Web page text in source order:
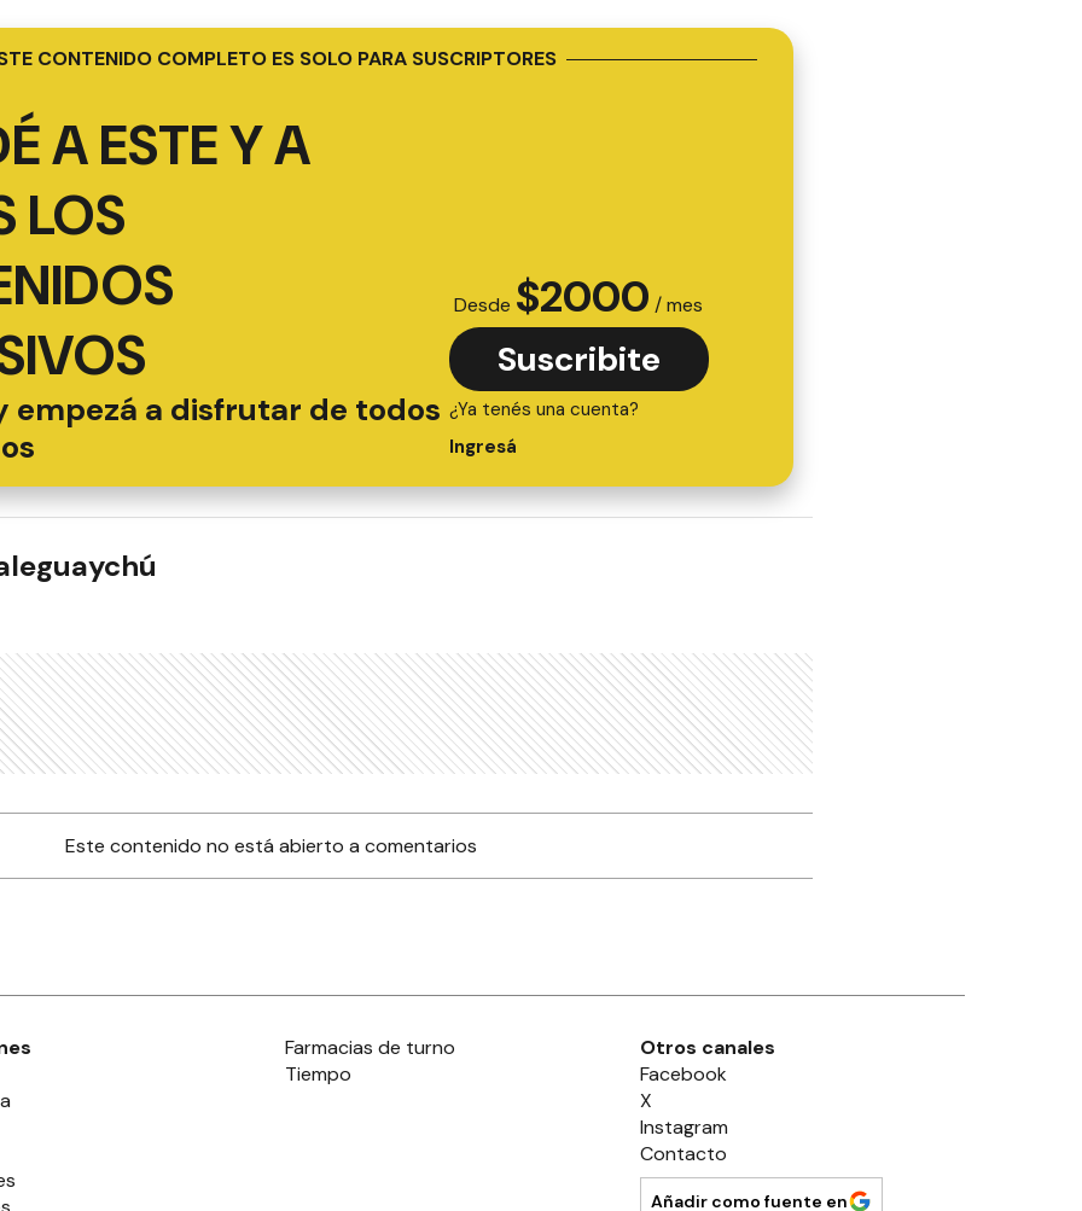
CONTENIDO COMPLETO ES SOLO PARA SUSCRIPTORES
A ESTE Y A
LOS
empezá a disfrutar de todos
Desde $2000 / mes
Suscribite
¿Ya tenés una cuenta?
Ingresá
Este contenido no está abierto a comentarios
Farmacias de turno
Tiempo
Otros canales
Facebook
X
Instagram
Contacto
Añadir como fuente en